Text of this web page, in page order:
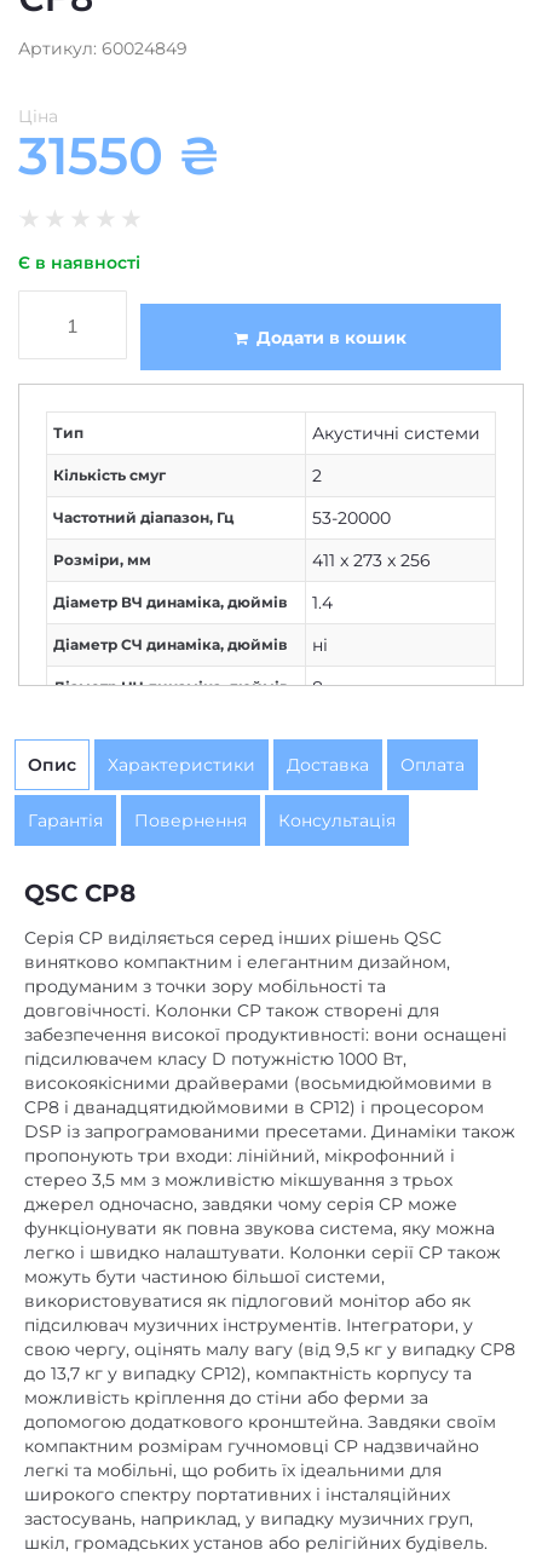
Артикул: 60024849
31550 ₴
★ ★ ★ ★★
Є в наявності
Додати в кошик
Кількість смуг 2
Частотний діапазон, Гц 53-20000
Розміри, мм 411 x 273 x 256
Діаметр ВЧ динаміка, дюймів 1.4
Діаметр СЧ динаміка, дюймів ні
Діаметр НЧ динаміка, дюймів 8
Гарантія
Серія CP виділяється серед інших рішень QSC
винятково компактним і елегантним дизайном,
продуманим з точки зору мобільності та
довговічності. Колонки CP також створені для
забезпечення високої продуктивності: вони оснащені
підсилювачем класу D потужністю 1000 Вт,
високоякісними драйверами (восьмидюймовими в
CP8 і дванадцятидюймовими в CP12) і процесором
DSP із запрограмованими пресетами. Динаміки також
пропонують три входи: лінійний, мікрофонний і
стерео 3,5 мм з можливістю мікшування з трьох
джерел одночасно, завдяки чому серія CP може
функціонувати як повна звукова система, яку можна
легко і швидко налаштувати. Колонки серії CP також
можуть бути частиною більшої системи,
використовуватися як підлоговий монітор або як
підсилювач музичних інструментів. Інтегратори, у
свою чергу, оцінять малу вагу (від 9,5 кг у випадку CP8
до 13,7 кг у випадку CP12), компактність корпусу та
можливість кріплення до стіни або ферми за
допомогою додаткового кронштейна. Завдяки своїм
компактним розмірам гучномовці CP надзвичайно
легкі та мобільні, що робить їх ідеальними для
широкого спектру портативних і інсталяційних
застосувань, наприклад, у випадку музичних груп,
шкіл, громадських установ або релігійних будівель.
Технічні дані: